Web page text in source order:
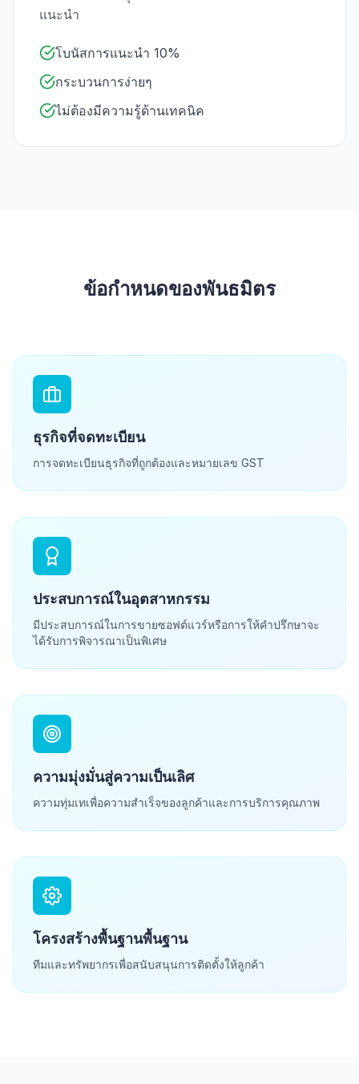
แนะนำ
โบนัสการแนะนำ 10%
กระบวนการง่ายๆ
ไม่ต้องมีความรู้ด้านเทคนิค
ข้อกำหนดของพันธมิตร
ธุรกิจที่จดทะเบียน
การจดทะเบียนธุรกิจที่ถูกต้องและหมายเลข GST
ประสบการณ์ในอุตสาหกรรม
มีประสบการณ์ในการขายซอฟต์แวร์หรือการให้คำปรึกษาจะ
ได้รับการพิจารณาเป็นพิเศษ
ความมุ่งมั่นสู่ความเป็นเลิศ
ความทุ่มเทเพื่อความสำเร็จของลูกค้าและการบริการคุณภาพ
โครงสร้างพื้นฐานพื้นฐาน
ทีมและทรัพยากรเพื่อสนับสนุนการติดตั้งให้ลูกค้า